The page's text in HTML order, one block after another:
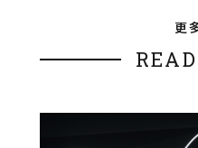
更